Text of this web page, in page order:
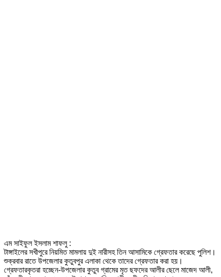
এম সাইফুল ইসলাম শাফলু :
টাঙ্গাইলের সখীপুরে নিয়মিত মামলায় দুই নারীসহ তিন আসামিকে গ্রেফতার করেছে পুলিশ।
শুক্রবার রাতে উপজেলার কুতুবপুর এলাকা থেকে তাদের গ্রেফতার করা হয়।
গ্রেফতারকৃতরা হচ্ছেন-উপজেলার কুতুব গ্রামের মৃত ছফদের আলীর ছেলে মাজেদ আলী,